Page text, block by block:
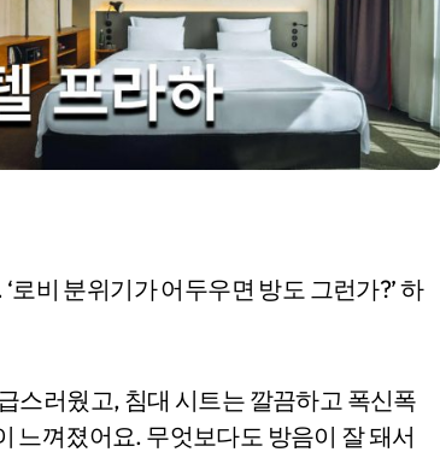
비 분위기가 어두우면 방도 그런가?’ 하
스러웠고, 침대 시트는 깔끔하고 폭신폭
느껴졌어요. 무엇보다도 방음이 잘 돼서